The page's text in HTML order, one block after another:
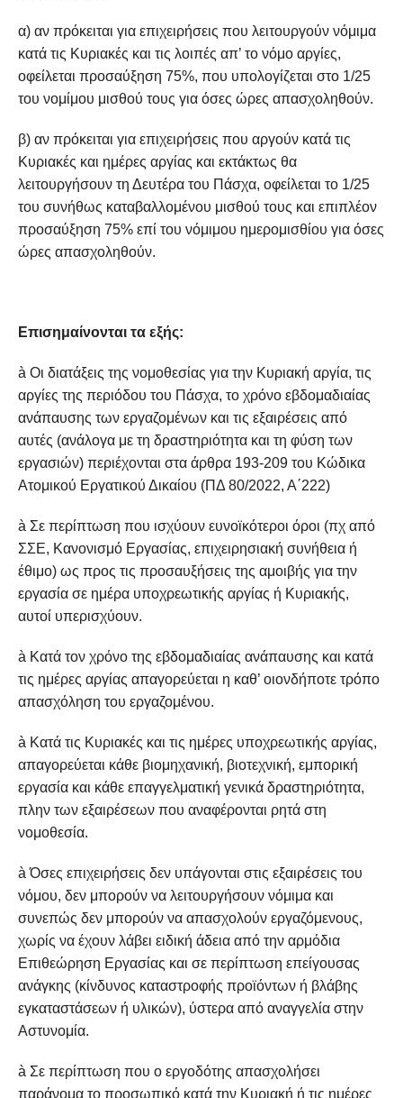
α) αν πρόκειται για επιχειρήσεις που λειτουργούν νόμιμα
κατά τις Κυριακές και τις λοιπές απ’ το νόμο αργίες,
οφείλεται προσαύξηση 75%, που υπολογίζεται στο 1/25
του νομίμου μισθού τους για όσες ώρες απασχοληθούν.
β) αν πρόκειται για επιχειρήσεις που αργούν κατά τις
Κυριακές και ημέρες αργίας και εκτάκτως θα
λειτουργήσουν τη Δευτέρα του Πάσχα, οφείλεται το 1/25
του συνήθως καταβαλλομένου μισθού τους και επιπλέον
προσαύξηση 75% επί του νόμιμου ημερομισθίου για όσες
ώρες απασχοληθούν.
Επισημαίνονται τα εξής:
à Οι διατάξεις της νομοθεσίας για την Κυριακή αργία, τις
αργίες της περιόδου του Πάσχα, το χρόνο εβδομαδιαίας
ανάπαυσης των εργαζομένων και τις εξαιρέσεις από
αυτές (ανάλογα με τη δραστηριότητα και τη φύση των
εργασιών) περιέχονται στα άρθρα 193-209 του Κώδικα
Ατομικού Εργατικού Δικαίου (ΠΔ 80/2022, Α΄222)
à Σε περίπτωση που ισχύουν ευνοϊκότεροι όροι (πχ από
ΣΣΕ, Κανονισμό Εργασίας, επιχειρησιακή συνήθεια ή
έθιμο) ως προς τις προσαυξήσεις της αμοιβής για την
εργασία σε ημέρα υποχρεωτικής αργίας ή Κυριακής,
αυτοί υπερισχύουν.
à Κατά τον χρόνο της εβδομαδιαίας ανάπαυσης και κατά
τις ημέρες αργίας απαγορεύεται η καθ’ οιονδήποτε τρόπο
απασχόληση του εργαζομένου.
à Κατά τις Κυριακές και τις ημέρες υποχρεωτικής αργίας,
απαγορεύεται κάθε βιομηχανική, βιοτεχνική, εμπορική
εργασία και κάθε επαγγελματική γενικά δραστηριότητα,
πλην των εξαιρέσεων που αναφέρονται ρητά στη
νομοθεσία.
à Όσες επιχειρήσεις δεν υπάγονται στις εξαιρέσεις του
νόμου, δεν μπορούν να λειτουργήσουν νόμιμα και
συνεπώς δεν μπορούν να απασχολούν εργαζόμενους,
χωρίς να έχουν λάβει ειδική άδεια από την αρμόδια
Επιθεώρηση Εργασίας και σε περίπτωση επείγουσας
ανάγκης (κίνδυνος καταστροφής προϊόντων ή βλάβης
εγκαταστάσεων ή υλικών), ύστερα από αναγγελία στην
Αστυνομία.
à Σε περίπτωση που ο εργοδότης απασχολήσει
παράνομα το προσωπικό κατά την Κυριακή ή τις ημέρες